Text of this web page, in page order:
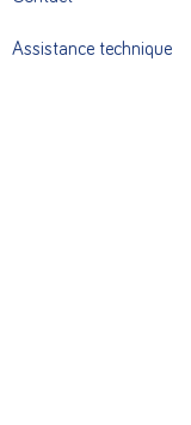
Assistance technique